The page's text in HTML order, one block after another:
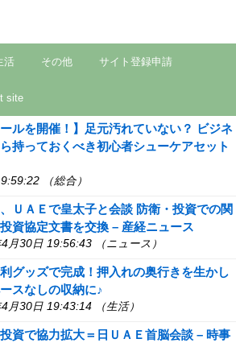
活 その他 サイト登録申請
site
ールを開催！】足元汚れていない？ ビジネ
持っておくべき初心者シューケアセット
（総合）
ＵＡＥで皇太子と会談 防衛・投資での関
資協定文書を交換 – 産経ニュース
月30日 19:56:43 （ニュース）
グッズで完成！押入れの奥行きを生かし
スなしの収納に♪
月30日 19:43:14 （生活）
資で協力拡大＝日ＵＡＥ首脳会談 – 時事